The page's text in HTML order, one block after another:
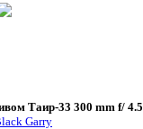
Таир-33 300 mm f/ 4.5
Garry